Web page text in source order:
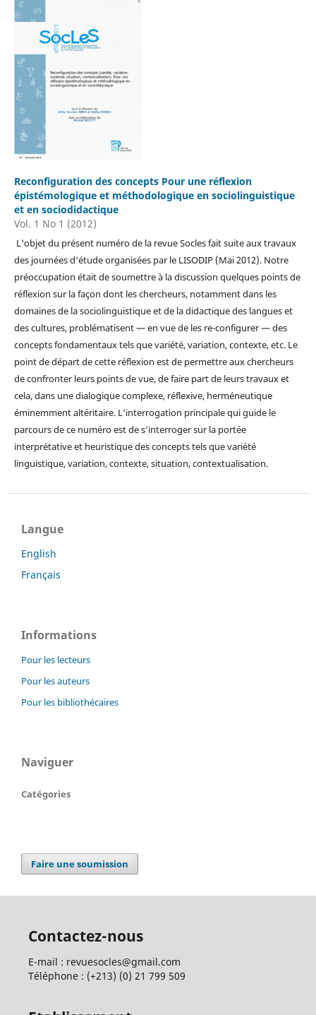
Reconfiguration des concepts Pour une réflexion
épistémologique et méthodologique en sociolinguistique
et en sociodidactique
Vol. 1 No 1 (2012)
L'objet du présent numéro de la revue Socles fait suite aux travaux
des journées d‘étude organisées par le LISODIP (Mai 2012). Notre
préoccupation était de soumettre à la discussion quelques points de
réflexion sur la façon dont les chercheurs, notamment dans les
domaines de la sociolinguistique et de la didactique des langues et
des cultures, problématisent — en vue de les re-configurer — des
concepts fondamentaux tels que variété, variation, contexte, etc. Le
point de départ de cette réflexion est de permettre aux chercheurs
de confronter leurs points de vue, de faire part de leurs travaux et
cela, dans une dialogique complexe, réflexive, herméneutique
éminemment altéritaire. L‘interrogation principale qui guide le
parcours de ce numéro est de s‘interroger sur la portée
interprétative et heuristique des concepts tels que variété
linguistique, variation, contexte, situation, contextualisation.
Langue
English
Français
Informations
Pour les lecteurs
Pour les auteurs
Pour les bibliothécaires
Naviguer
Catégories
Faire une soumission
Contactez-nous
E-mail : revuesocles@gmail.com
Téléphone : (+213) (0) 21 799 509